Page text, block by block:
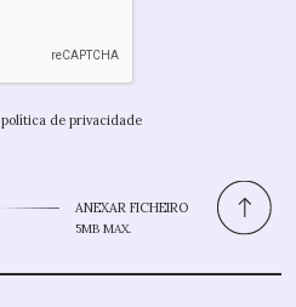
política de privacidade
ANEXAR FICHEIRO